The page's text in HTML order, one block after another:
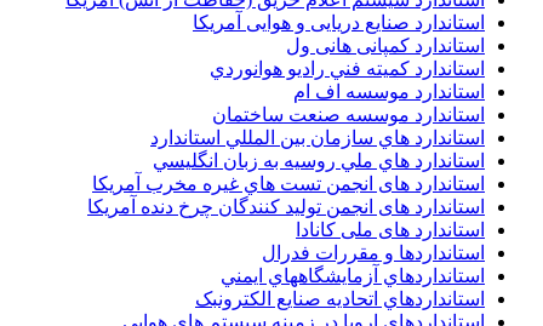
استاندارد صنایع دریایی و هوایی آمریکا
استاندارد کمپانی هانی ول
استاندارد کميته فني راديو هوانوردي
استاندارد موسسه اف ام
استاندارد موسسه صنعت ساختمان
استاندارد هاي سازمان بين المللي استاندارد
استاندارد هاي ملي روسيه به زبان انگليسي
استاندارد های انجمن تست هاي غيره مخرب آمريکا
استاندارد های انجمن توليد کنندگان چرخ دنده آمريکا
استاندارد های ملی کانادا
استانداردها و مقررات فدرال
استانداردهاي آزمايشگاههاي ايمني
استانداردهاي اتحاديه صنايع الکترونبک
استانداردهاي اروپا در زمينه سيستم هاي هوايي